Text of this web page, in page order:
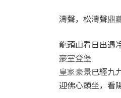
濤聲，松濤聲鼎
龍頭山看日出遇
豪室登堡
皇家豪景已經九
迎佛心頭坐，看